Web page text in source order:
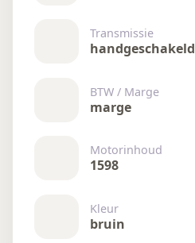
Transmissie
handgeschakeld
BTW / Marge
marge
Motorinhoud
1598
Kleur
bruin